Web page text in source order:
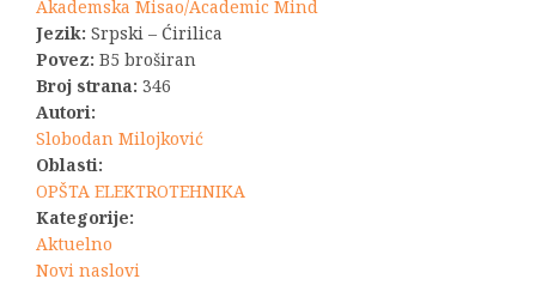
2.420,00 RSD.
Akademska Misao/Academic Mind
Jezik: Srpski – Ćirilica
Povez: B5 broširan
Broj strana: 346
Autori:
Slobodan Milojković
Oblasti:
OPŠTA ELEKTROTEHNIKA
Kategorije:
Aktuelno
Novi naslovi